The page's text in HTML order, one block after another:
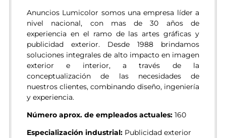
Anuncios Lumicolor somos una empresa líder a
nivel nacional, con mas de 30 años de
experiencia en el ramo de las artes gráficas y
publicidad exterior. Desde 1988 brindamos
soluciones integrales de alto impacto en imagen
exterior e interior, a través de la
conceptualización de las necesidades de
nuestros clientes, combinando diseño, ingeniería
y experiencia.
Número aprox. de empleados actuales: 160
Especialización industrial: Publicidad exterior